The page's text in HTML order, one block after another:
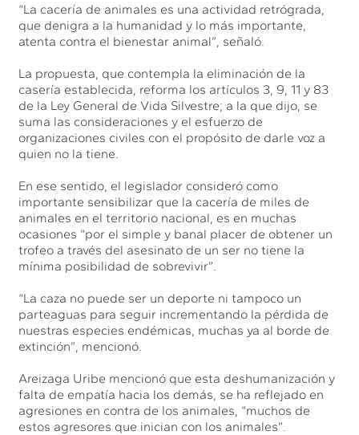
“La cacería de animales es una actividad retrógrada,
que denigra a la humanidad y lo más importante,
atenta contra el bienestar animal”, señaló.
La propuesta, que contempla la eliminación de la
casería establecida, reforma los artículos 3, 9, 11 y 83
de la Ley General de Vida Silvestre; a la que dijo, se
suma las consideraciones y el esfuerzo de
organizaciones civiles con el propósito de darle voz a
quien no la tiene.
En ese sentido, el legislador consideró como
importante sensibilizar que la cacería de miles de
animales en el territorio nacional, es en muchas
ocasiones “por el simple y banal placer de obtener un
trofeo a través del asesinato de un ser no tiene la
mínima posibilidad de sobrevivir”.
“La caza no puede ser un deporte ni tampoco un
parteaguas para seguir incrementando la pérdida de
nuestras especies endémicas, muchas ya al borde de
extinción”, mencionó.
Areizaga Uribe mencionó que esta deshumanización y
falta de empatía hacia los demás, se ha reflejado en
agresiones en contra de los animales, “muchos de
estos agresores que inician con los animales”.